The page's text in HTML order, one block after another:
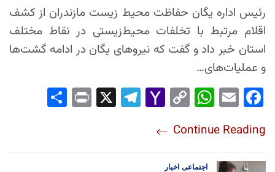
رئیس اداره یگان حفاظت محیط زیست مازندران از کشف
اقلام مرتبط با تخلفات محیط‌زیستی در نقاط مختلف
استان خبر داد و گفت که نیروهای یگان در ادامه گشت‌ها
و عملیات‌های…
Fac
ok
Em
Wh
Ap
p
Co
Lin
k
Yah
l
Tel
Pri
Continue Reading
اجتماعی اخبار